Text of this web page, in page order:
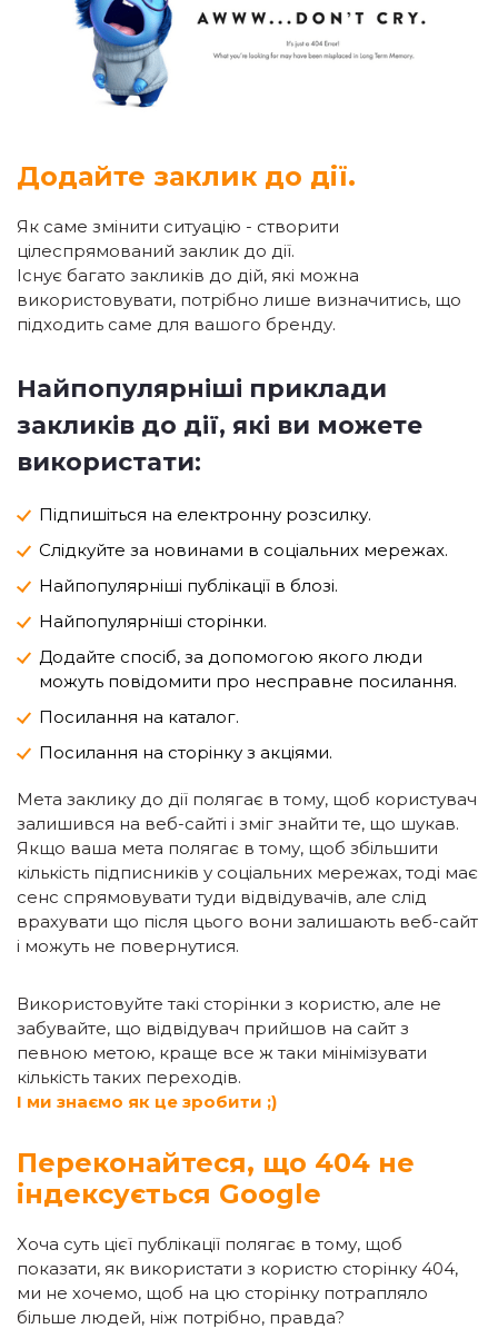
Додайте заклик до дії.
Як саме змінити ситуацію - створити
цілеспрямований заклик до дії.
Існує багато закликів до дій, які можна
використовувати, потрібно лише визначитись, що
підходить саме для вашого бренду.
Найпопулярніші приклади
закликів до дії, які ви можете
використати:
Підпишіться на електронну розсилку.
Слідкуйте за новинами в соціальних мережах.
Найпопулярніші публікації в блозі.
Найпопулярніші сторінки.
Додайте спосіб, за допомогою якого люди
можуть повідомити про несправне посилання.
Посилання на каталог.
Посилання на сторінку з акціями.
Мета заклику до дії полягає в тому, щоб користувач
залишився на веб-сайті і зміг знайти те, що шукав.
Якщо ваша мета полягає в тому, щоб збільшити
кількість підписників у соціальних мережах, тоді має
сенс спрямовувати туди відвідувачів, але слід
врахувати що після цього вони залишають веб-сайт
і можуть не повернутися.
Використовуйте такі сторінки з користю, але не
забувайте, що відвідувач прийшов на сайт з
певною метою, краще все ж таки мінімізувати
кількість таких переходів.
І ми знаємо як це зробити ;)
Переконайтеся, що 404 не
індексується Google
Хоча суть цієї публікації полягає в тому, щоб
показати, як використати з користю сторінку 404,
ми не хочемо, щоб на цю сторінку потрапляло
більше людей, ніж потрібно, правда?